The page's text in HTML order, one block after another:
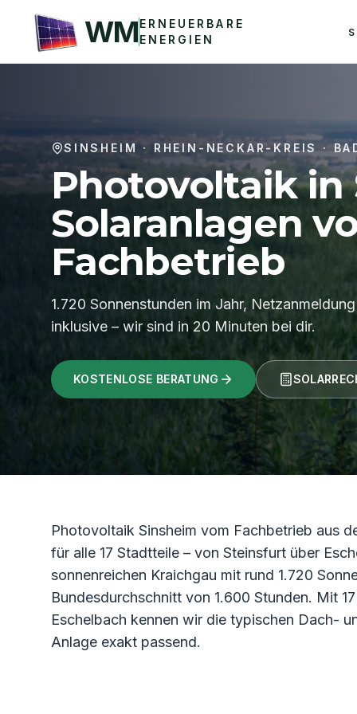
WMERNEUERBARE
ENERGIEN
SINSHEIM · RHEIN-NECKAR-KREIS ·
Photovoltaik in
Solaranlagen
Fachbetrieb
1.720 Sonnenstunden im Jahr,
inklusive – wir sind in 20 Minuten bei dir.
KOSTENLOSE BERATUNG
Photovoltaik Sinsheim vom Fachbetrieb aus
für alle 17 Stadtteile – von Steinsfurt über
sonnenreichen Kraichgau mit rund 1.720
Bundesdurchschnitt von 1.600 Stunden. Mit
Eschelbach kennen wir die typischen Dach-
Anlage exakt passend.